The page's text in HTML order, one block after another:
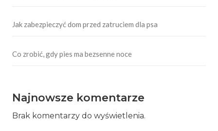
Jak zabezpieczyć dom przed zatruciem dla psa
Co zrobić, gdy pies ma bezsenne noce
Najnowsze komentarze
Brak komentarzy do wyświetlenia.